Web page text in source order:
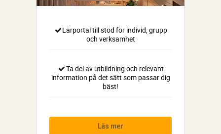
Lärportal till stöd för individ, grupp
och verksamhet
Ta del av utbildning och relevant
information på det sätt som passar dig
bäst!
Läs mer